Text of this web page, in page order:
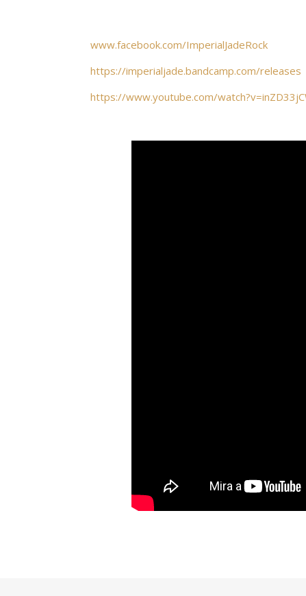
www.facebook.com/ImperialJadeRock
https://imperialjade.bandcamp.com/releases
https://www.youtube.com/